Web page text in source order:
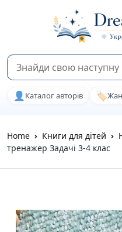
👤 Каталог авторів 🏷️
Home Книги для дітей
тренажер Задачі 3-4 клас